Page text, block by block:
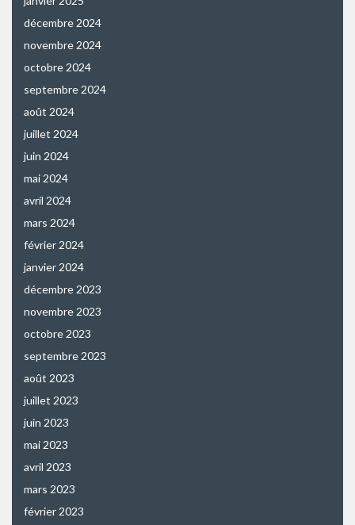
décembre 2024
novembre 2024
octobre 2024
septembre 2024
août 2024
juillet 2024
juin 2024
mai 2024
avril 2024
mars 2024
février 2024
janvier 2024
décembre 2023
novembre 2023
octobre 2023
septembre 2023
août 2023
juillet 2023
juin 2023
mai 2023
avril 2023
mars 2023
février 2023